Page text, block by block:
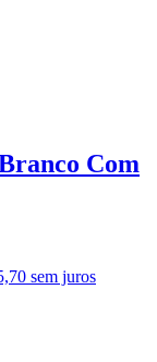
Com
sem juros